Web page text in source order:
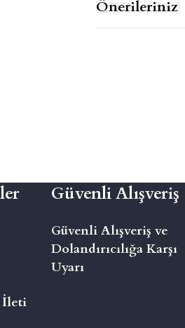
Önerileriniz
İleti
Güvenli Alışveriş
Güvenli Alışveriş ve
Dolandırıcılığa Karşı
Uyarı